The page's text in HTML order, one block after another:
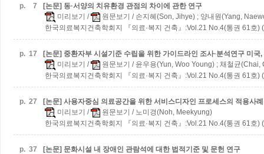
p. 7
[논문] 동·서양의 치유환경 관점의 차이에 관한 연구
미리보기 / 원문보기 / 손지혜(Son, Jihye) ; 양내원(Yang,
한국의료복지건축학회지 『의료·복지 건축』:Vol.21 No.4(통권 61호)
p. 17 [논문] 중환자부 시설기준 수립을 위한 가이드라인 조사·분석연구 미국
미리보기 / 원문보기 / 윤우용(Yun, Woo Young) ; 채철균(Chai,
한국의료복지건축학회지 『의료·복지 건축』:Vol.21 No.4(통권 61호)
p. 27
[논문] 사용자중심 의료공간을 위한 서비스디자인 프로세스의 적용사례
미리보기 / 원문보기 / 노미경(Noh, Meekyung)
한국의료복지건축학회지 『의료·복지 건축』:Vol.21 No.4(통권 61호)
p. 37
[논문] 문화시설 내 장애인 관람석에 대한 법적기준 및 문헌 연구